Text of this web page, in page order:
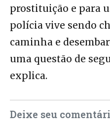
prostituição e para
polícia vive sendo
caminha e
uma questão de
explica.
Deixe seu